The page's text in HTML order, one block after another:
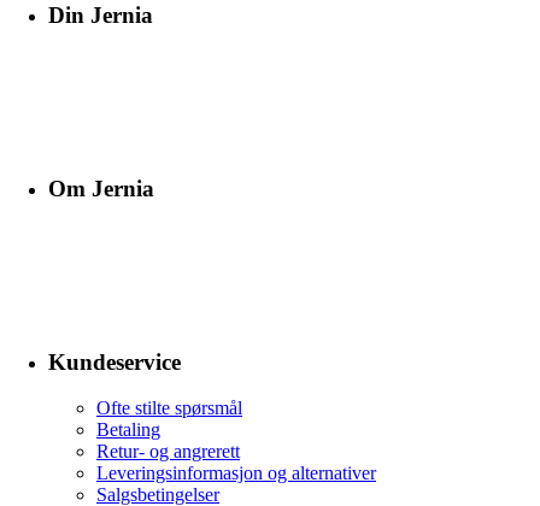
Din Jernia
Om Jernia
Kundeservice
Ofte stilte spørsmål
Betaling
Retur- og angrerett
Leveringsinformasjon og alternativer
Salgsbetingelser